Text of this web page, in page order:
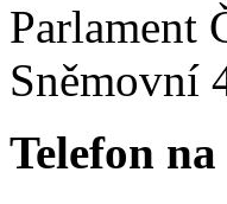
Parlament
Sněmovní
Telefon